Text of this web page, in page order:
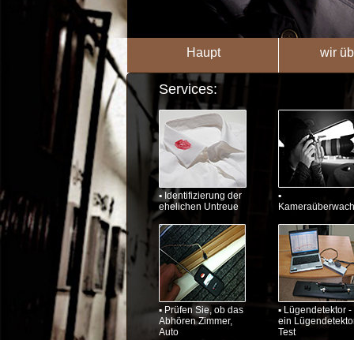
Haupt wir
Services:
▪ Identifizierung der
ehelichen Untreue
▪
▪ Prüfen Sie, ob das
Abhören Zimmer,
Auto
▪ Lügendetektor -
ein
Test